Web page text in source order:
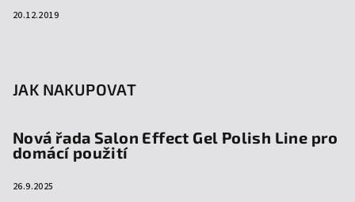
20.12.2019
JAK NAKUPOVAT
Nová řada Salon Effect Gel Polish Line pro
domácí použití
26.9.2025